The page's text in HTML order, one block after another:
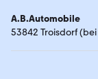
A.B.Automobile
53842 Troisdorf (bei